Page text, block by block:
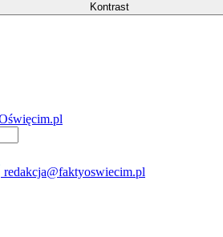
Kontrast
redakcja@faktyoswiecim.pl